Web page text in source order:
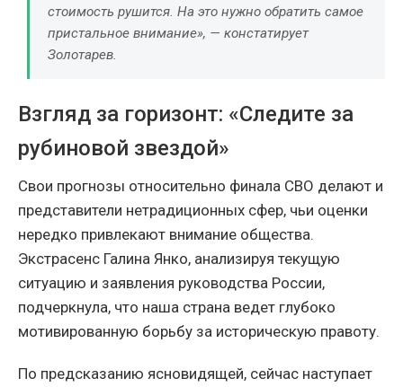
стоимость рушится. На это нужно обратить самое
пристальное внимание», — констатирует
Золотарев.
Взгляд за горизонт: «Следите за
рубиновой звездой»
Свои прогнозы относительно финала СВО делают и
представители нетрадиционных сфер, чьи оценки
нередко привлекают внимание общества.
Экстрасенс Галина Янко, анализируя текущую
ситуацию и заявления руководства России,
подчеркнула, что наша страна ведет глубоко
мотивированную борьбу за историческую правоту.
По предсказанию ясновидящей, сейчас наступает